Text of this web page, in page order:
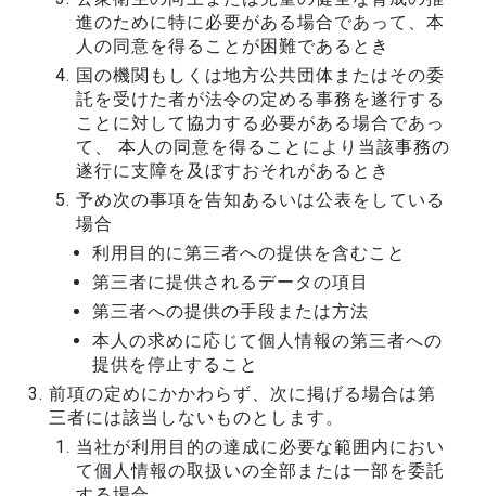
進のために特に必要がある場合であって、本
人の同意を得ることが困難であるとき
国の機関もしくは地方公共団体またはその委
託を受けた者が法令の定める事務を遂行する
ことに対して協力する必要がある場合であっ
て、 本人の同意を得ることにより当該事務の
遂行に支障を及ぼすおそれがあるとき
予め次の事項を告知あるいは公表をしている
場合
利用目的に第三者への提供を含むこと
第三者に提供されるデータの項目
第三者への提供の手段または方法
本人の求めに応じて個人情報の第三者への
提供を停止すること
前項の定めにかかわらず、次に掲げる場合は第
三者には該当しないものとします。
当社が利用目的の達成に必要な範囲内におい
て個人情報の取扱いの全部または一部を委託